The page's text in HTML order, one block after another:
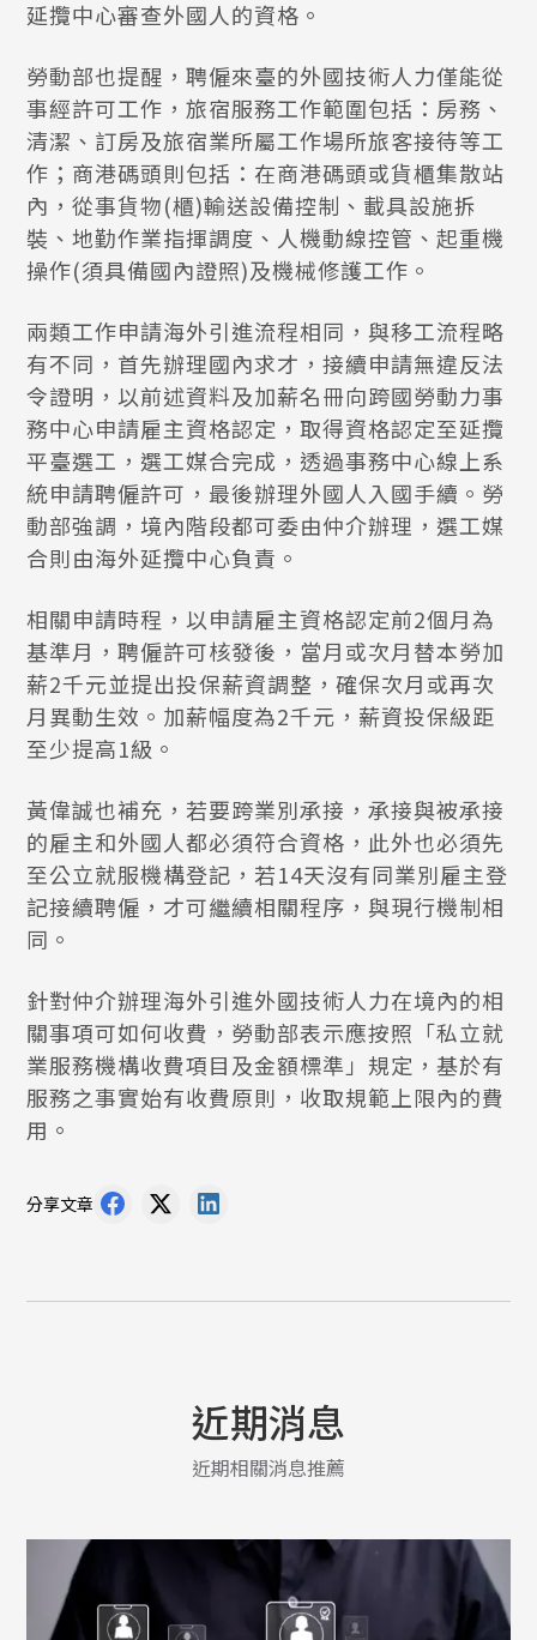
延攬中心審查外國人的資格。
勞動部也提醒，聘僱來臺的外國技術人力僅能從
事經許可工作，旅宿服務工作範圍包括：房務、
清潔、訂房及旅宿業所屬工作場所旅客接待等工
作；商港碼頭則包括：在商港碼頭或貨櫃集散站
內，從事貨物(櫃)輸送設備控制、載具設施拆
裝、地勤作業指揮調度、人機動線控管、起重機
操作(須具備國內證照)及機械修護工作。
兩類工作申請海外引進流程相同，與移工流程略
有不同，首先辦理國內求才，接續申請無違反法
令證明，以前述資料及加薪名冊向跨國勞動力事
務中心申請雇主資格認定，取得資格認定至延攬
平臺選工，選工媒合完成，透過事務中心線上系
統申請聘僱許可，最後辦理外國人入國手續。勞
動部強調，境內階段都可委由仲介辦理，選工媒
合則由海外延攬中心負責。
相關申請時程，以申請雇主資格認定前2個月為
基準月，聘僱許可核發後，當月或次月替本勞加
薪2千元並提出投保薪資調整，確保次月或再次
月異動生效。加薪幅度為2千元，薪資投保級距
至少提高1級。
黃偉誠也補充，若要跨業別承接，承接與被承接
的雇主和外國人都必須符合資格，此外也必須先
至公立就服機構登記，若14天沒有同業別雇主登
記接續聘僱，才可繼續相關程序，與現行機制相
同。
針對仲介辦理海外引進外國技術人力在境內的相
關事項可如何收費，勞動部表示應按照「私立就
業服務機構收費項目及金額標準」規定，基於有
服務之事實始有收費原則，收取規範上限內的費
用。
分享文章
近期消息
近期相關消息推薦